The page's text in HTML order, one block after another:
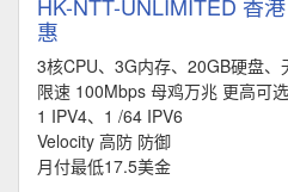
惠
3核CPU、3G内存、20GB硬盘、
限速 100Mbps 母鸡万兆 更高可
1 IPV4、1 /64 IPV6
Velocity 高防 防御
月付最低17.5美金